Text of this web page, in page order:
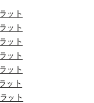
ット
ット
ット
ット
ット
ット
ット